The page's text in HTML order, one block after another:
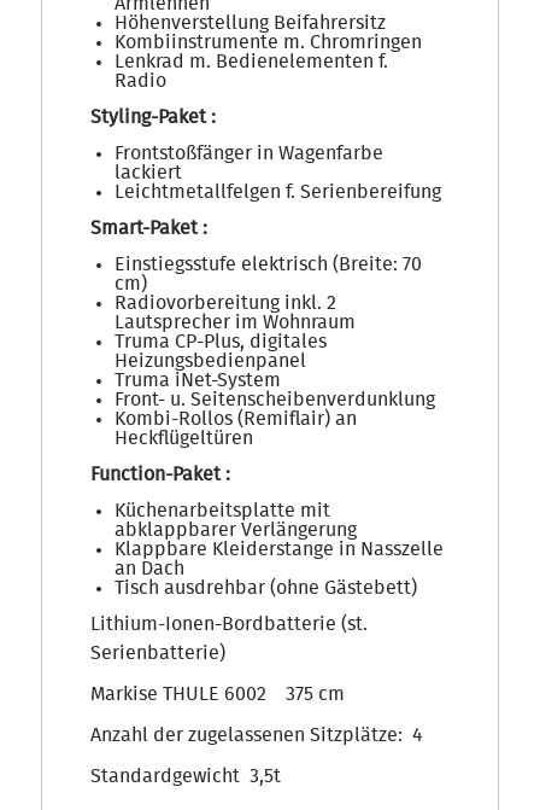
Höhenverstellung Beifahrersitz
Kombiinstrumente m. Chromringen
Lenkrad m. Bedienelementen f.
Radio
Styling-Paket :
Frontstoßfänger in Wagenfarbe
lackiert
Leichtmetallfelgen f. Serienbereifung
Smart-Paket :
Einstiegsstufe elektrisch (Breite: 70
cm)
Radiovorbereitung inkl. 2
Lautsprecher im Wohnraum
Truma CP-Plus, digitales
Heizungsbedienpanel
Truma iNet-System
Front- u. Seitenscheibenverdunklung
Kombi-Rollos (Remiflair) an
Heckflügeltüren
Function-Paket :
Küchenarbeitsplatte mit
abklappbarer Verlängerung
Klappbare Kleiderstange in Nasszelle
an Dach
Tisch ausdrehbar (ohne Gästebett)
Lithium-Ionen-Bordbatterie (st.
Serienbatterie)
Markise THULE 6002 375 cm
Anzahl der zugelassenen Sitzplätze: 4
Standardgewicht 3,5t